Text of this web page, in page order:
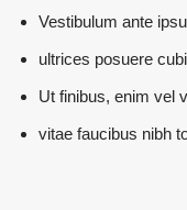
Vestibulum ante
ultrices posuere
Ut finibus, enim vel
vitae faucibus nibh